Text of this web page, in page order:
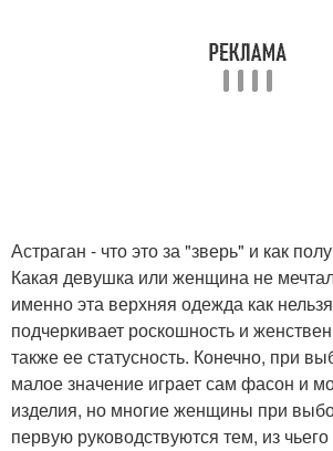
Астраган - что это за "зверь" и как
Какая девушка или женщина не
именно эта верхняя одежда как
подчеркивает роскошность и
также ее статусность. Конечно, при
малое значение играет сам фасон и
изделия, но многие женщины при
первую руководствуются тем, из